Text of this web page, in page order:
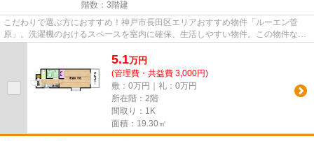
階数：3階建
こだわりで選ぶ方におすすめ！神戸市長田区エリアおすすめ物件「ルーエン菅
原」。洗濯機のおけるスペースを室内に確保、生活しやすい物件。この物件なら
5.1万円
(管理費・共益費 3,000円)
敷：0万円｜礼：0万円
所在階：2階
間取り：1K
面積：19.30㎡